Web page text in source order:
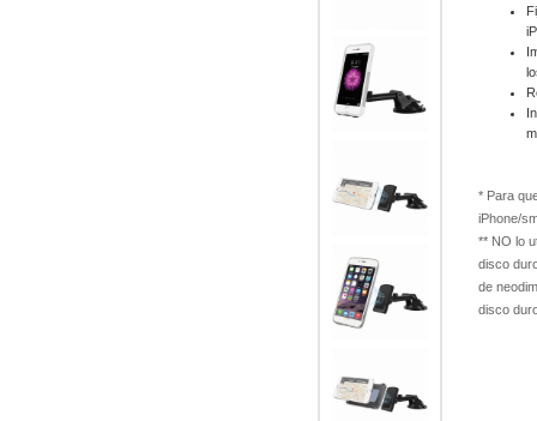
* Para
iPhone/
** NO lo
disco
de
disco